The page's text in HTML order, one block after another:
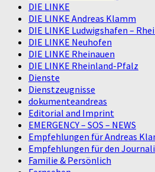
DIE LINKE
DIE LINKE Andreas Klamm
DIE LINKE Ludwigshafen –
DIE LINKE Neuhofen
DIE LINKE Rheinauen
DIE LINKE Rheinland-Pfalz
Dienste
Dienstzeugnisse
dokumenteandreas
Editorial and Imprint
EMERGENCY – SOS – NEWS
Empfehlungen für Andreas
Empfehlungen für den
Familie & Persönlich